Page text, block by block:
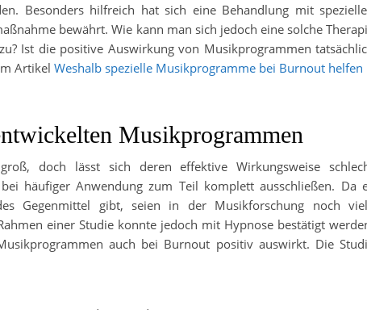
Besonders hilfreich hat sich eine Behandlung mit
bewährt. Wie kann man sich jedoch eine solche
Ist die positive Auswirkung von Musikprogrammen
Artikel Weshalb spezielle Musikprogramme bei Burnout helfen
Musikprogrammen
doch lässt sich deren effektive Wirkungsweise
häufiger Anwendung zum Teil komplett ausschließen. Da
Gegenmittel gibt, seien in der Musikforschung noch
einer Studie konnte jedoch mit Hypnose bestätigt
auch bei Burnout positiv auswirkt. Die